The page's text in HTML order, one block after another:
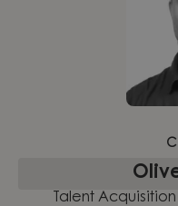
Talent